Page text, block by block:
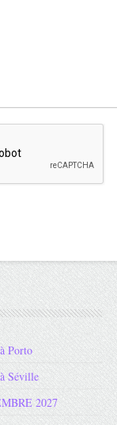
Porto
Séville
2027